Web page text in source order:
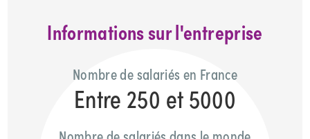
Informations sur l'entreprise
Nombre de salariés en France
Entre 250 et 5000